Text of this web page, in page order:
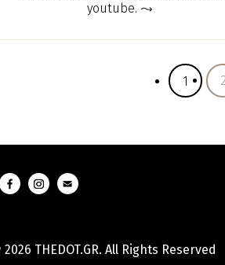
youtube.
1
THEDOT.GR. All Rights Reserved